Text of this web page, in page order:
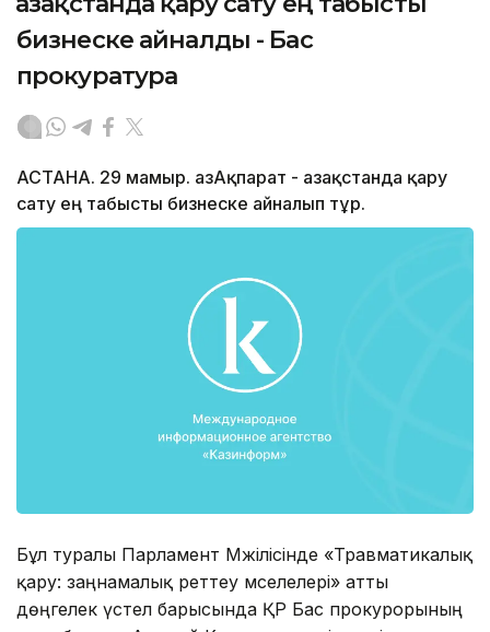
бизнеске айналды - Бас
прокуратура
АСТАНА. 29 мамыр. ҚазАқпарат - Қазақстанда қару
сату ең табысты бизнеске айналып тұр.
Бұл туралы Парламент Мәжілісінде «Травматикалық
қару: заңнамалық реттеу мәселелері» атты
дөңгелек үстел барысында ҚР Бас прокурорының